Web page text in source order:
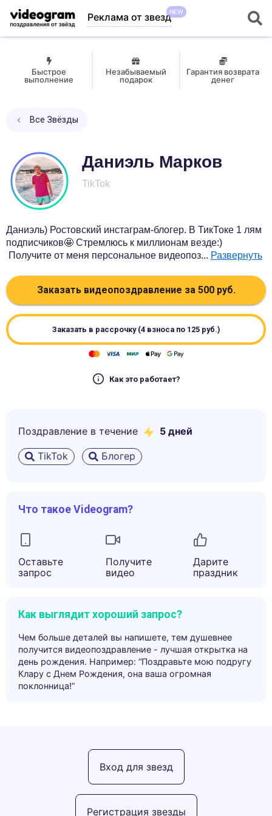
Реклама от звездNEW
Быстрое
выполнение
Незабываемый
подарок
Гарантия возврата
денег
Все Звёзды
Даниэль Марков
TikTok
Даниэль) Ростовский инстаграм-блогер. В ТикТоке 1 лям
подписчиков🤩 Стремлюсь к миллионам везде:)
Получите от меня персональное видеопоз... Развернуть
Заказать видеопоздравление за 500руб.
Заказать в рассрочку (4 взноса по 125руб.)
Как это работает?
Поздравление в течение 5 дней
TikTok Блогер
Что такое Videogram?
Оставьте
запрос
Получите
видео
Дарите
праздник
Как выглядит хороший запрос?
Чем больше деталей вы напишете, тем душевнее
получится видеопоздравление - лучшая открытка на
день рождения. Например: “Поздравьте мою подругу
Клару с Днем Рождения, она ваша огромная
поклонница!”
Регистрация звезды
Вход для звезд